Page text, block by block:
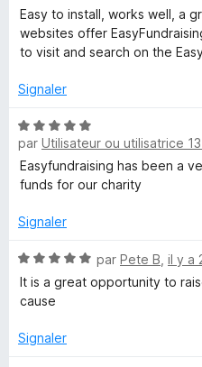
5
o
t
é
s
r
5
Easy to install, works well, a
websites offer
to visit and search on the
Signaler
N
o
t
é
s
r
5
par Utilisateur ou utilisatrice
Easyfundraising has been a
funds for our charity
Signaler
N
o
t
5
par Pete B il y a
It is a great opportunity to
cause
Signaler